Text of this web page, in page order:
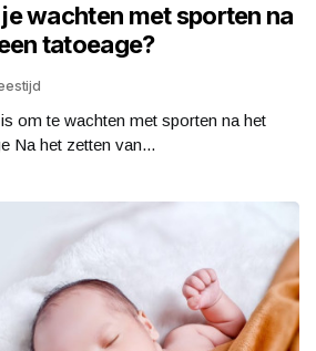
wachten met sporten na
tatoeage?
om te wachten met sporten na het
Na het zetten van...